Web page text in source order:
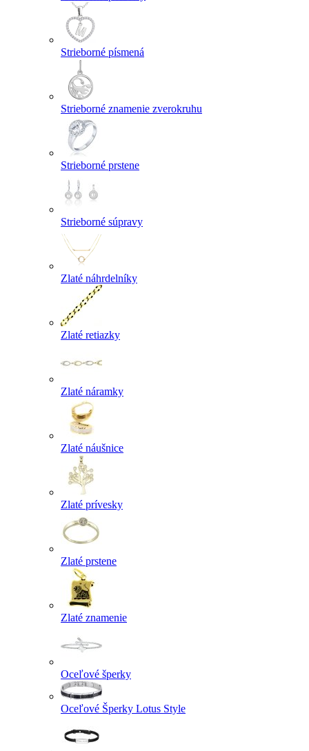
Strieborné písmená
Strieborné znamenie zverokruhu
Strieborné prstene
Strieborné súpravy
Zlaté náhrdelníky
Zlaté retiazky
Zlaté náramky
Zlaté náušnice
Zlaté prívesky
Zlaté prstene
Zlaté znamenie
Oceľové šperky
Oceľové Šperky Lotus Style